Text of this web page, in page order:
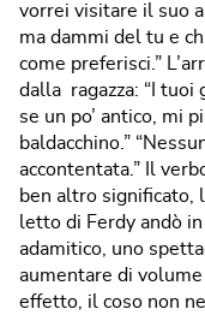
vorrei visitare il suo
ma dammi del tu e
come preferisci.”
dalla ragazza: “I tuoi
se un po’ antico, mi
baldacchino.”
accontentata.” Il
ben altro significato,
letto di Ferdy andò
adamitico, uno
aumentare di volume
effetto, il coso non